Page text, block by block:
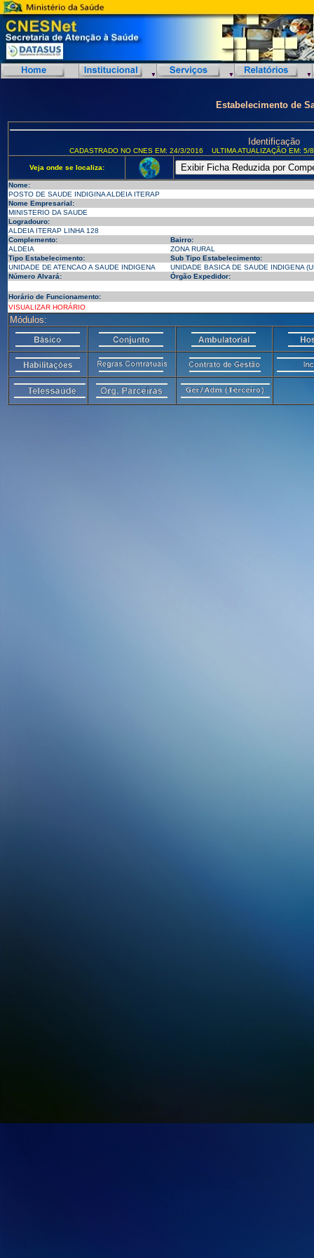
Estabelecimento de
Identificação
CADASTRADO NO CNES EM: 24/3/2016 ULTIMA ATUALIZAÇÃO EM:
Veja onde se localiza:
Nome:
POSTO DE SAUDE INDIGINA ALDEIA ITERAP
Nome Empresarial:
MINISTERIO DA SAUDE
Logradouro:
ALDEIA ITERAP LINHA 128
Complemento:
Bairro:
ALDEIA
ZONA RURAL
Tipo Estabelecimento:
Sub Tipo Estabelecimento:
UNIDADE DE ATENCAO A SAUDE INDIGENA
UNIDADE BASICA DE SAUDE INDIGENA
Número Alvará:
Órgão Expedidor:
Horário de Funcionamento:
VISUALIZAR HORÁRIO
Módulos: